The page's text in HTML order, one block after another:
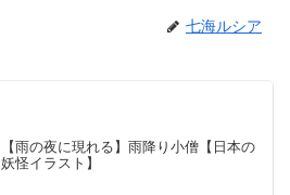
七海ルシア
【雨の夜に現れる】雨降り小僧【日本の
妖怪イラスト】